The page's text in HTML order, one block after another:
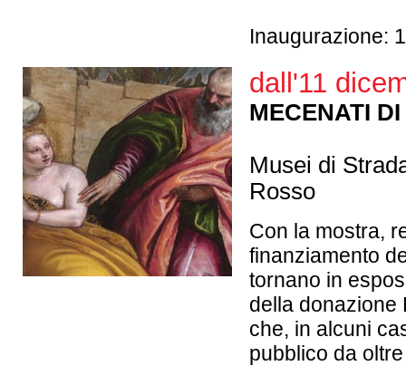
Inaugurazione:
dall'11
MECENATI
Musei di
Rosso
Con la mostra,
finanziamento
tornano in
della donazione
che, in alcuni
pubblico da